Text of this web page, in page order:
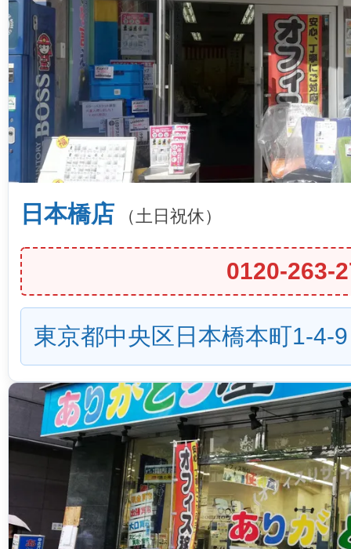
日本橋店 （土日祝休）
0120-263-
東京都中央区日本橋本町1-4-9